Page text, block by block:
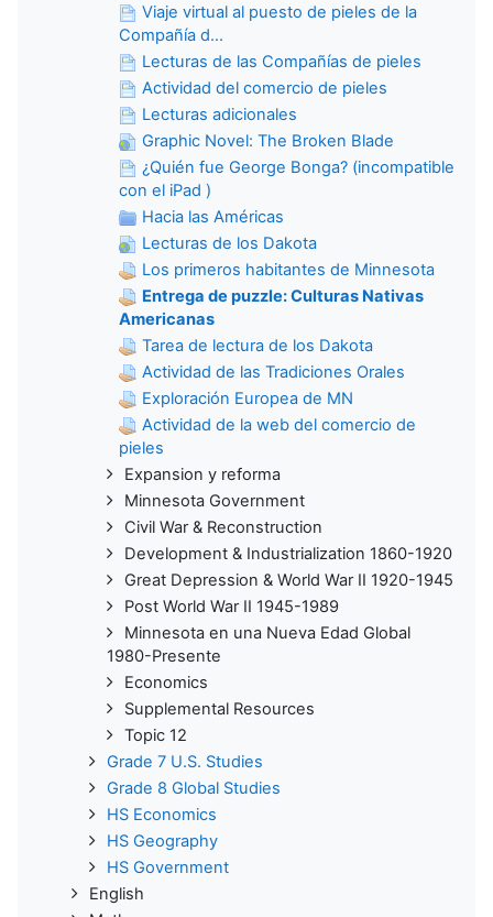
Viaje virtual al puesto de pieles de la
Compañía d...
Lecturas de las Compañías de pieles
Actividad del comercio de pieles
Lecturas adicionales
Graphic Novel: The Broken Blade
¿Quién fue George Bonga? (incompatible
con el iPad )
Hacia las Américas
Lecturas de los Dakota
Los primeros habitantes de Minnesota
Entrega de puzzle: Culturas Nativas
Americanas
Tarea de lectura de los Dakota
Actividad de las Tradiciones Orales
Exploración Europea de MN
Actividad de la web del comercio de
pieles
Expansion y reforma
Minnesota Government
Civil War & Reconstruction
Development & Industrialization 1860-1920
Great Depression & World War II 1920-1945
Post World War II 1945-1989
Minnesota en una Nueva Edad Global
1980-Presente
Economics
Supplemental Resources
Topic 12
Grade 7 U.S. Studies
Grade 8 Global Studies
HS Economics
HS Geography
HS Government
English